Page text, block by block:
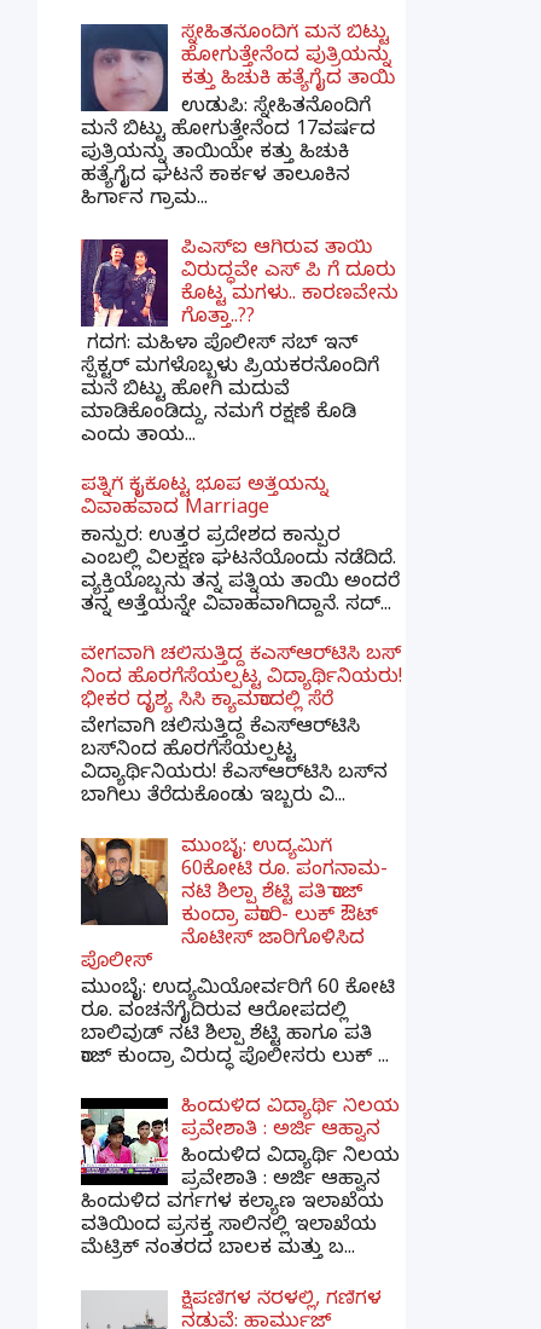
ಸ್ನೇಹಿತನೊಂದಿಗೆ ಮನೆ ಬಿಟ್ಟು
ಹೋಗುತ್ತೇನೆಂದ ಪುತ್ರಿಯನ್ನು
ಕತ್ತು ಹಿಚುಕಿ ಹತ್ಯೆಗೈದ ತಾಯಿ
ಉಡುಪಿ: ಸ್ನೇಹಿತನೊಂದಿಗೆ
ಮನೆ ಬಿಟ್ಟು ಹೋಗುತ್ತೇನೆಂದ 17ವರ್ಷದ
ಪುತ್ರಿಯನ್ನು ತಾಯಿಯೇ ಕತ್ತು ಹಿಚುಕಿ
ಹತ್ಯೆಗೈದ ಘಟನೆ ಕಾರ್ಕಳ ತಾಲೂಕಿನ
ಹಿರ್ಗಾನ ಗ್ರಾಮ...
ಪಿಎಸ್​ಐ ಆಗಿರುವ ತಾಯಿ
ವಿರುದ್ಧವೇ ಎಸ್ ಪಿ ಗೆ ದೂರು
ಕೊಟ್ಟ ಮಗಳು.. ಕಾರಣವೇನು
ಗೊತ್ತಾ..??
ಗದಗ​: ಮಹಿಳಾ ಪೊಲೀಸ್​ ಸಬ್ ​ಇನ್​
ಸ್ಪೆಕ್ಟರ್​ ಮಗಳೊಬ್ಬಳು ಪ್ರಿಯಕರನೊಂದಿಗೆ
ಮನೆ ಬಿಟ್ಟು ಹೋಗಿ ಮದುವೆ
ಮಾಡಿಕೊಂಡಿದ್ದು, ನಮಗೆ ರಕ್ಷಣೆ ಕೊಡಿ
ಎಂದು ತಾಯ...
ಪತ್ನಿಗೆ ಕೈಕೊಟ್ಟ ಭೂಪ ಅತ್ತೆಯನ್ನು
ವಿವಾಹವಾದ Marriage
ಕಾನ್ಪುರ: ಉತ್ತರ ಪ್ರದೇಶದ ಕಾನ್ಪುರ
ಎಂಬಲ್ಲಿ ವಿಲಕ್ಷಣ ಘಟನೆಯೊಂದು ನಡೆದಿದೆ.
ವ್ಯಕ್ತಿಯೊಬ್ಬನು ತನ್ನ ಪತ್ನಿಯ ತಾಯಿ ಅಂದರೆ
ತನ್ನ ಅತ್ತೆಯನ್ನೇ ವಿವಾಹವಾಗಿದ್ದಾನೆ. ಸದ್...
ವೇಗವಾಗಿ ಚಲಿಸುತ್ತಿದ್ದ ಕೆಎಸ್​ಆರ್​ಟಿಸಿ ಬಸ್​
ನಿಂದ ಹೊರಗೆಸೆಯಲ್ಪಟ್ಟ ವಿದ್ಯಾರ್ಥಿನಿಯರು!
ಭೀಕರ ದೃಶ್ಯ ಸಿಸಿ ಕ್ಯಾಮರಾದಲ್ಲಿ ಸೆರೆ
ವೇಗವಾಗಿ ಚಲಿಸುತ್ತಿದ್ದ ಕೆಎಸ್‌ಆರ್‌ಟಿಸಿ
ಬಸ್‌ನಿಂದ ಹೊರಗೆಸೆಯಲ್ಪಟ್ಟ
ವಿದ್ಯಾರ್ಥಿನಿಯರು! ಕೆಎಸ್‌ಆರ್‌ಟಿಸಿ ಬಸ್‌ನ
ಬಾಗಿಲು ತೆರೆದುಕೊಂಡು ಇಬ್ಬರು ವಿ...
ಮುಂಬೈ: ಉದ್ಯಮಿಗೆ
60ಕೋಟಿ ರೂ. ಪಂಗನಾಮ-
ನಟಿ ಶಿಲ್ಪಾ ಶೆಟ್ಟಿ ಪತಿ ರಾಜ್
ಕುಂದ್ರಾ ಪರಾರಿ- ಲುಕ್ ಔಟ್
ನೊಟೀಸ್ ಜಾರಿಗೊಳಿಸಿದ
ಪೊಲೀಸ್
ಮುಂಬೈ: ಉದ್ಯಮಿಯೋರ್ವರಿಗೆ 60 ಕೋಟಿ
ರೂ. ವಂಚನೆಗೈದಿರುವ ಆರೋಪದಲ್ಲಿ
ಬಾಲಿವುಡ್ ನಟಿ ಶಿಲ್ಪಾ ಶೆಟ್ಟಿ ಹಾಗೂ ಪತಿ
ರಾಜ್ ಕುಂದ್ರಾ ವಿರುದ್ಧ ಪೊಲೀಸರು ಲುಕ್ ...
ಹಿಂದುಳಿದ ವಿದ್ಯಾರ್ಥಿ ನಿಲಯ
ಪ್ರವೇಶಾತಿ : ಅರ್ಜಿ ಆಹ್ವಾನ
ಹಿಂದುಳಿದ ವಿದ್ಯಾರ್ಥಿ ನಿಲಯ
ಪ್ರವೇಶಾತಿ : ಅರ್ಜಿ ಆಹ್ವಾನ
ಹಿಂದುಳಿದ ವರ್ಗಗಳ ಕಲ್ಯಾಣ ಇಲಾಖೆಯ
ವತಿಯಿಂದ ಪ್ರಸಕ್ತ ಸಾಲಿನಲ್ಲಿ ಇಲಾಖೆಯ
ಮೆಟ್ರಿಕ್ ನಂತರದ ಬಾಲಕ ಮತ್ತು ಬ...
ಕ್ಷಿಪಣಿಗಳ ನೆರಳಲ್ಲಿ, ಗಣಿಗಳ